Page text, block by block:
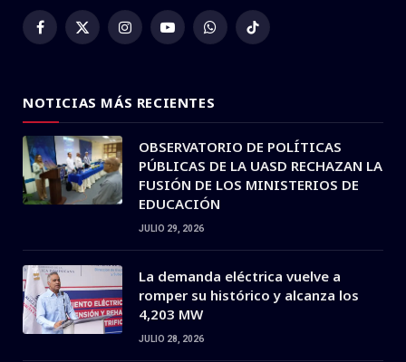
Facebook
X
InstagramYouTubeWhatsAppTikTok
NOTICIAS MÁS RECIENTES
OBSERVATORIO DE POLÍTICAS
PÚBLICAS DE LA UASD RECHAZAN LA
FUSIÓN DE LOS MINISTERIOS DE
EDUCACIÓN
JULIO 29, 2026
La demanda eléctrica vuelve a
romper su histórico y alcanza los
4,203 MW
JULIO 28, 2026